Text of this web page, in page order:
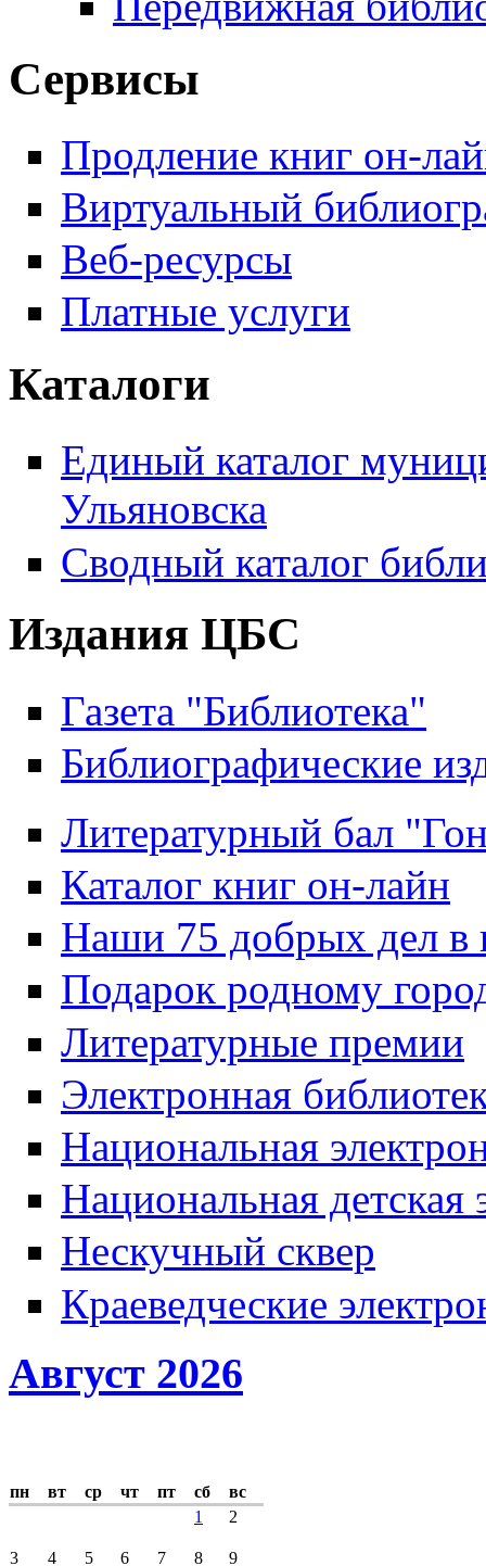
Сервисы
Продление книг он-
Виртуальный
Веб-ресурсы
Платные услуги
Каталоги
Единый каталог
Ульяновска
Сводный каталог
Издания ЦБС
Газета "Библиотека"
Библиографические
Литературный бал
Каталог книг он-лайн
Наши 75 добрых дел в
Подарок родному
Литературные премии
Электронная
Национальная
Национальная детская
Нескучный сквер
Краеведческие
Август 2026
пн вт ср чт пт сб
вс
1
2
3 4 5 6 7 8 9